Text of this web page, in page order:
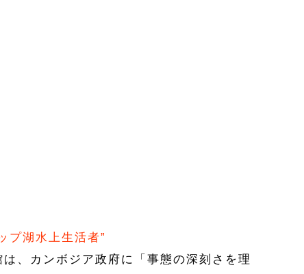
プ湖水上生活者”
、カンボジア政府に「事態の深刻さを理